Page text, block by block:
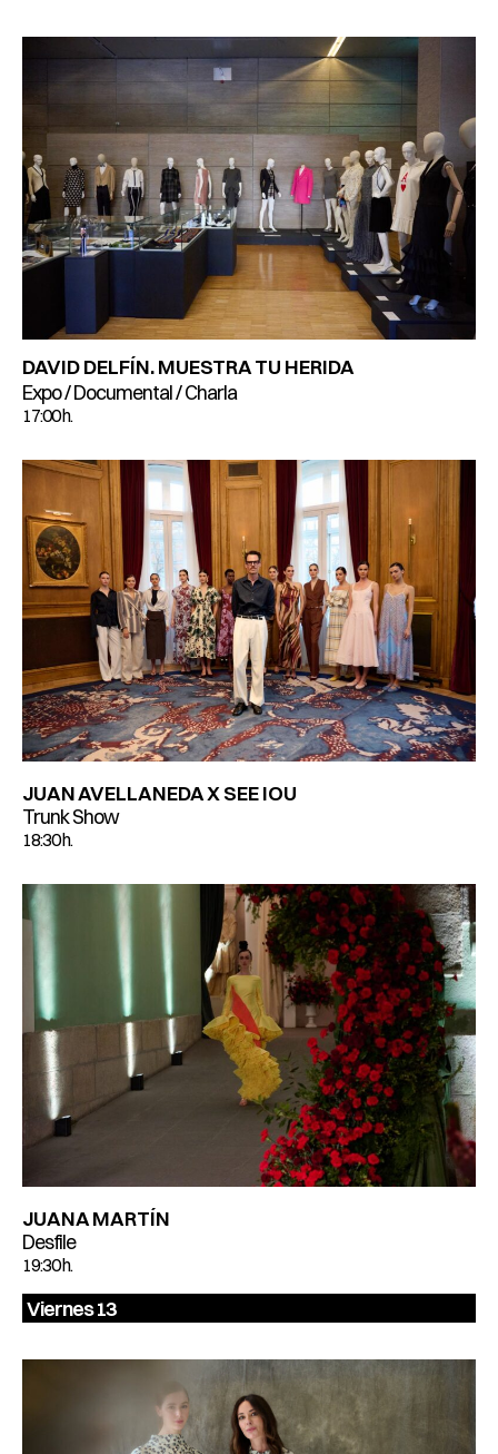
DAVID DELFÍN. MUESTRA TU HERIDA
Expo / Documental / Charla
17:00 h.
JUAN AVELLANEDA X SEE IOU
Trunk Show
18:30 h.
JUANA MARTÍN
Desfile
19:30 h.
Viernes 13